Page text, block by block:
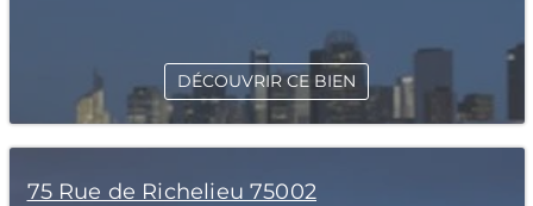
DÉCOUVRIR CE BIEN
75 Rue de Richelieu 75002